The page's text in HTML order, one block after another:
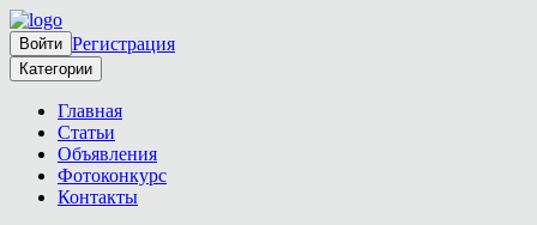
Войти Регистрация
Категории
Главная
Статьи
Объявления
Фотоконкурс
Контакты